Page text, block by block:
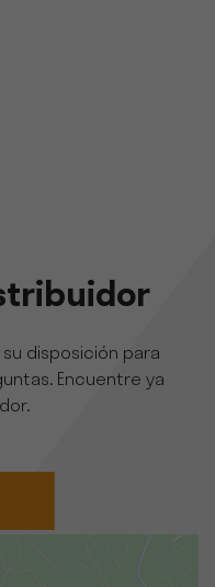
disposición para
Encuentre ya